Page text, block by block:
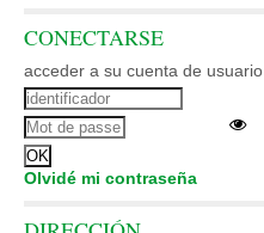
CONECTARSE
acceder a su cuenta de usuario
Olvidé mi contraseña